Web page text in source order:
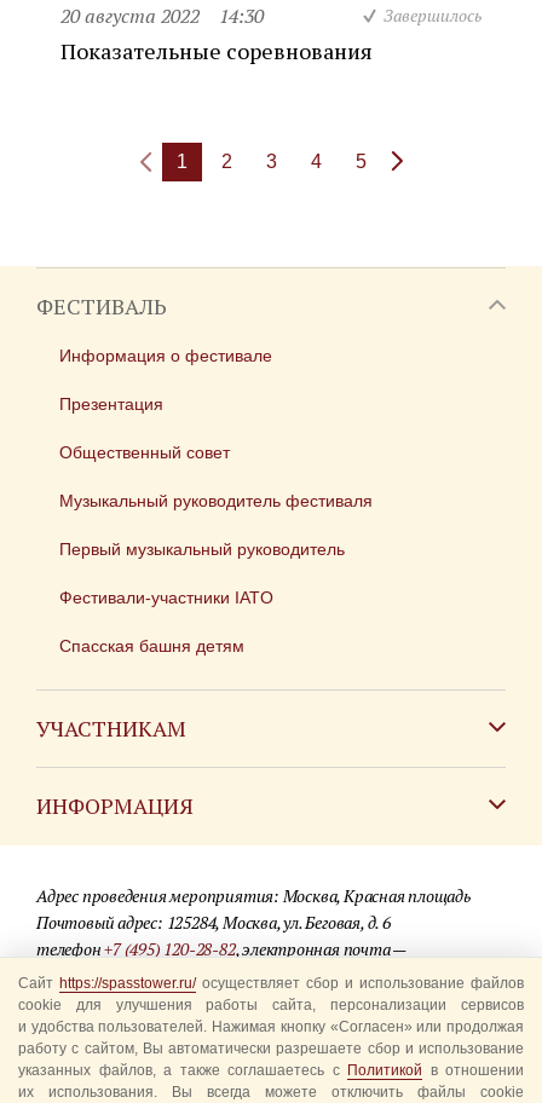
20 августа 2022 14:30 Завершилось
Показательные соревнования
1 2 3 4 5
ФЕСТИВАЛЬ
Информация о фестивале
Презентация
Общественный совет
Музыкальный руководитель фестиваля
Первый музыкальный руководитель
Фестивали-участники IATO
Спасская башня детям
УЧАСТНИКАМ
ИНФОРМАЦИЯ
Для СМИ
Где купить билеты
Акции
Вопрос-ответ
Правила посещения
Адрес проведения мероприятия: Москва, Красная площадь
Почтовый адрес: 125284, Москва, ул. Беговая, д. 6
телефон+7 (495) 120-28-82, электронная почта —
info@spasstower.ru
© 2009-2025 Официальный сайт фестиваля «Спасская башня»
Разработка сайта —студия «Сибирикс»
Сайт https://spasstower.ru/осуществляет сбор и использование файлов
cookie для улучшения работы сайта, персонализации сервисов
и удобства пользователей. Нажимая кнопку «Согласен» или продолжая
работу с сайтом, Вы автоматически разрешаете сбор и использование
указанных файлов, а также соглашаетесь с Политикой в отношении
их использования. Вы всегда можете отключить файлы cookie